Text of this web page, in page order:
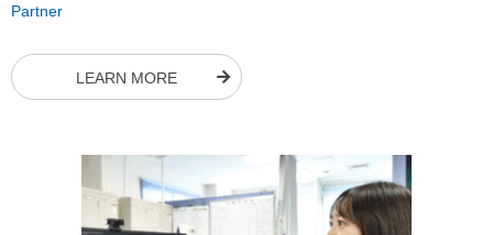
Partner
LEARN MORE